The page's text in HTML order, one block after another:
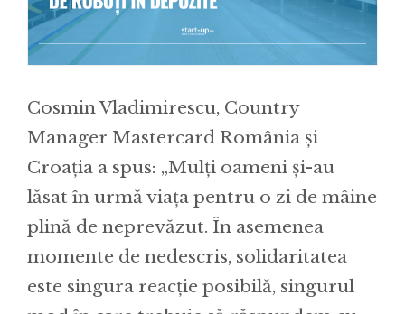
Cosmin Vladimirescu, Country
Manager Mastercard România și
Croația a spus: „Mulți oameni și-au
lăsat în urmă viața pentru o zi de mâine
plină de neprevăzut. În asemenea
momente de nedescris, solidaritatea
este singura reacție posibilă, singurul